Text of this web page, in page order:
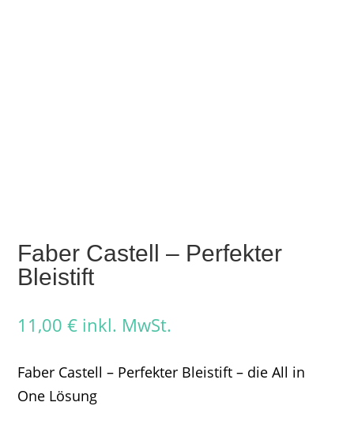
Faber Castell – Perfekter
Bleistift
11,00€ inkl. MwSt.
Faber Castell – Perfekter Bleistift – die All in
One Lösung